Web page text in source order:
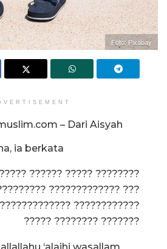
Foto: Pixabay
– Dari Aisyah
ia berkata
?????? ????? ????????
????????????? ???
????????????
????? ???????? ???????